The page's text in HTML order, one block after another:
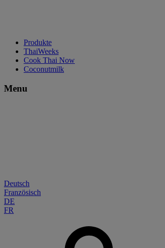
Produkte
ThaiWeeks
Cook Thai Now
Coconutmilk
Menu
Deutsch
Französisch
DE
FR